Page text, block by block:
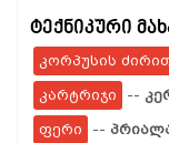
ტექნიკური
კორპუსის
კარტრიჯი --
ფერი --